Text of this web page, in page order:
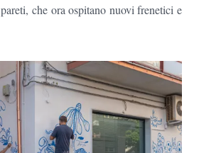
che ora ospitano nuovi frenetici e